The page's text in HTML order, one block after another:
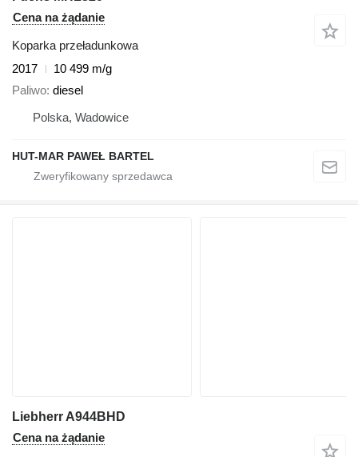
Cena na żądanie
Koparka przeładunkowa
2017
10 499 m/g
Paliwo diesel
Polska, Wadowice
HUT-MAR PAWEŁ BARTEL
Liebherr A944BHD
Cena na żądanie